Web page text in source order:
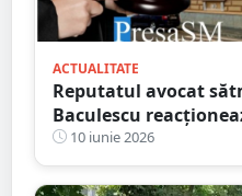
ACTUALITATE
Reputatul avocat
Baculescu
asediu”
10 iunie 2026